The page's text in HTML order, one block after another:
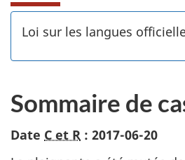
Loi sur les langues
Sommaire de
Date C et R : 2017-06-20